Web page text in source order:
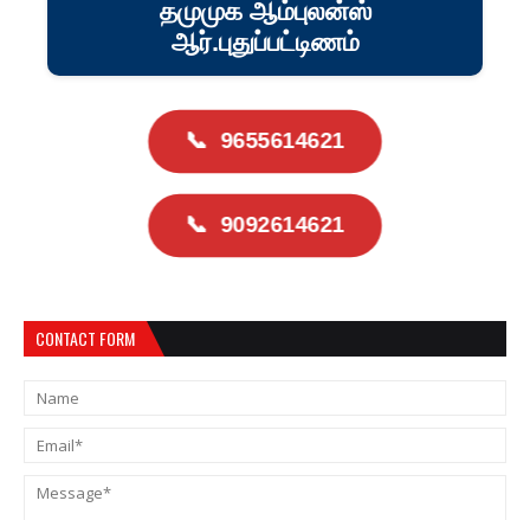
தமுமுக ஆம்புலன்ஸ்
ஆர்.புதுப்பட்டிணம்
📞 9655614621
📞 9092614621
CONTACT FORM